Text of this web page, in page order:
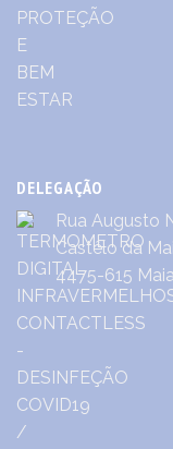
DELEGAÇÃO
Rua Augusto
Castêlo da
4475-615